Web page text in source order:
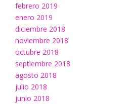
febrero 2019
enero 2019
diciembre 2018
noviembre 2018
octubre 2018
septiembre 2018
agosto 2018
julio 2018
junio 2018